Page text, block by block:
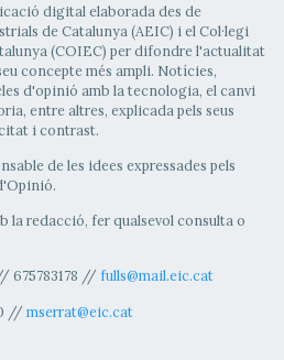
digital elaborada des de
de Catalunya (AEIC) i el Col·legi
(COIEC) per difondre l'actualitat
concepte més ampli. Notícies,
d'opinió amb la tecnologia, el canvi
entre altres, explicada pels seus
i contrast.
de les idees expressades pels
la redacció, fer qualsevol consulta o
675783178 // fulls@mail.eic.cat
// mserrat@eic.cat